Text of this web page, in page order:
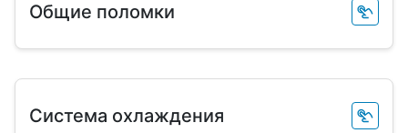
Общие поломки
Система охлаждения